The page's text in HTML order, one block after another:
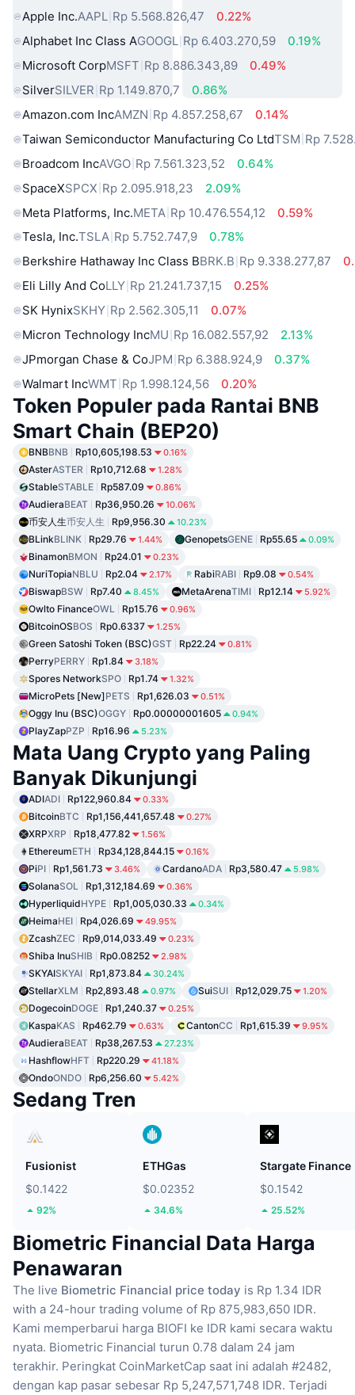
Apple Inc.AAPL Rp 5.568.826,47
0.22%
Alphabet Inc Class AGOOGL Rp 6.403.270,59
0.19%
Microsoft CorpMSFT Rp 8.886.343,89
0.49%
SilverSILVER Rp 1.149.870,7
0.86%
Amazon.com IncAMZN Rp 4.857.258,67
0.14%
Taiwan Semiconductor Manufacturing Co LtdTSM Rp
Broadcom IncAVGO Rp 7.561.323,52
0.64%
SpaceXSPCX Rp 2.095.918,23
2.09%
Meta Platforms, Inc.META Rp 10.476.554,12
0.59%
Tesla, Inc.TSLA Rp 5.752.747,9
0.78%
Berkshire Hathaway Inc Class BBRK.B Rp 9.338.277,87
Eli Lilly And CoLLY Rp 21.241.737,15
0.25%
SK HynixSKHY Rp 2.562.305,11
0.07%
Micron Technology IncMU Rp 16.082.557,92
2.13%
JPmorgan Chase & CoJPM Rp 6.388.924,9
0.37%
Walmart IncWMT Rp 1.998.124,56 0.20%
Token Populer pada Rantai BNB
Smart Chain (BEP20)
BNBBNB Rp10,605,198.53 0.16%
AsterASTER Rp10,712.68 1.28%
StableSTABLE Rp587.09 0.86%
AudieraBEAT Rp36,950.26 10.06%
币安人生币安人生 Rp9,956.30 10.23%
BLinkBLINK Rp29.76 1.44% GenopetsGENE Rp55.65 0.09%
BinamonBMON Rp24.01 0.23%
NuriTopiaNBLU Rp2.04 2.17% RabiRABI Rp9.08 0.54%
BiswapBSW Rp7.40 8.45% MetaArenaTIMI Rp12.14 5.92%
Owlto FinanceOWL Rp15.76 0.96%
BitcoinOSBOS Rp0.6337 1.25%
Green Satoshi Token (BSC)GST Rp22.24 0.81%
PerryPERRY Rp1.84 3.18%
Spores NetworkSPO Rp1.74 1.32%
MicroPets [New]PETS Rp1,626.03 0.51%
Oggy Inu (BSC)OGGY Rp0.00000001605 0.94%
PlayZapPZP Rp16.96 5.23%
Mata Uang Crypto yang Paling
Banyak Dikunjungi
ADIADI Rp122,960.84 0.33%
BitcoinBTC Rp1,156,441,657.48 0.27%
XRPXRP Rp18,477.82 1.56%
EthereumETH Rp34,128,844.15 0.16%
PiPI Rp1,561.73 3.46% CardanoADA Rp3,580.47 5.98%
SolanaSOL Rp1,312,184.69 0.36%
HyperliquidHYPE Rp1,005,030.33 0.34%
HeimaHEI Rp4,026.69 49.95%
ZcashZEC Rp9,014,033.49 0.23%
Shiba InuSHIB Rp0.08252 2.98%
SKYAISKYAI Rp1,873.84 30.24%
StellarXLM Rp2,893.48 0.97% SuiSUI Rp12,029.75 1.20%
DogecoinDOGE Rp1,240.37 0.25%
KaspaKAS Rp462.79 0.63% CantonCC Rp1,615.39 9.95%
AudieraBEAT Rp38,267.53 27.23%
HashflowHFT Rp220.29 41.18%
OndoONDO Rp6,256.60 5.42%
Sedang Tren
Fusionist
$0.1422
92%
ETHGas
$0.02352
34.6%
Stargate Finance
$0.1542
25.52%
Biometric Financial Data Harga
Penawaran
The live Biometric Financial price today is Rp 1.34 IDR
with a 24-hour trading volume of Rp 875,983,650 IDR.
Kami memperbarui harga BIOFI ke IDR kami secara waktu
nyata. Biometric Financial turun 0.78 dalam 24 jam
terakhir. Peringkat CoinMarketCap saat ini adalah #2482,
dengan kap pasar sebesar Rp 5,247,571,748 IDR. Terjadi